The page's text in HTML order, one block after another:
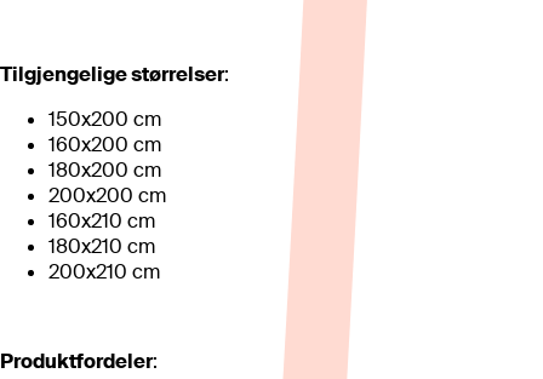
Tilgjengelige størrelser:
150x200 cm
160x200 cm
180x200 cm
200x200 cm
160x210 cm
180x210 cm
200x210 cm
Produktfordeler: